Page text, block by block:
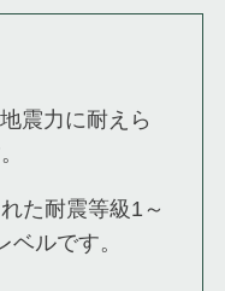
震力に耐えら
た耐震等級1～
ルです。